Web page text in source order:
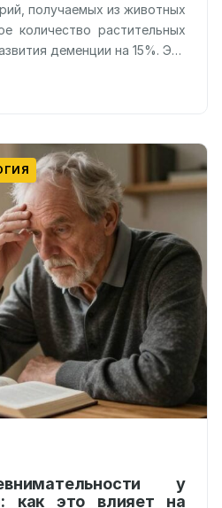
получаемых из животных
количество растительных
деменции на 15%. Эти
у
как это влияет на